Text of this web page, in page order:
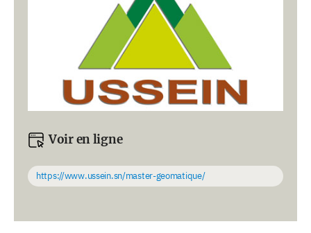
Voir en ligne
https://www.ussein.sn/master-geomatique/